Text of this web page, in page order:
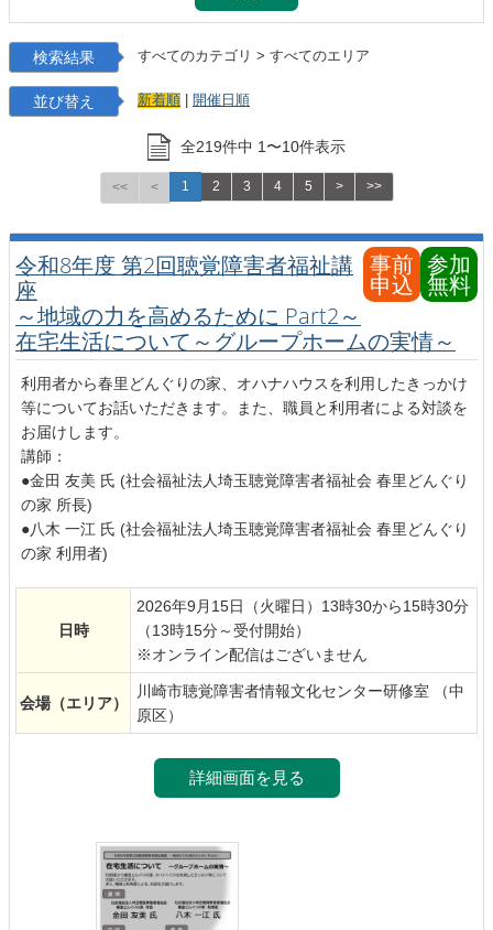
検索結果 すべてのカテゴリ > すべてのエリア
並び替え 新着順 開催日順
全219件中 1 〜10件表示
<< < 1 2 3 4 5 > >>
事前
申込
参加
無料
令和8年度 第2回聴覚障害者福祉講
座
～地域の力を高めるために Part2～
在宅生活について～グループホームの実情～
利用者から春里どんぐりの家、オハナハウスを利用したきっかけ
等についてお話いただきます。また、職員と利用者による対談を
お届けします。
講師：
●金田 友美 氏 (社会福祉法人埼玉聴覚障害者福祉会 春里どんぐり
の家 所長)
●八木 一江 氏 (社会福祉法人埼玉聴覚障害者福祉会 春里どんぐり
の家 利用者)
日時
2026年9月15日（火曜日）13時30から15時30分
（13時15分～受付開始）
※オンライン配信はございません
会場（エリア）
川崎市聴覚障害者情報文化センター研修室 （中
原区）
詳細画面を見る